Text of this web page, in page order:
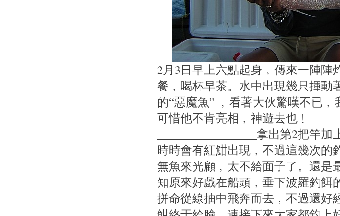
2月3日早上六點起身﹐傳來一陣陣
餐﹐喝杯早茶。水中出現幾只揮動
的“惡魔魚” ﹐看著大伙驚嘆不已
可惜他不肯亮相﹐神遊去也﹗
_________________拿出第2把竿
時時會有紅魽出現﹐不過這幾次的
無魚來光顧﹐太不給面子了。還是
知原來好戲在船頭﹐垂下波羅釣餌
拼命從線抽中飛奔而去﹐不過還好